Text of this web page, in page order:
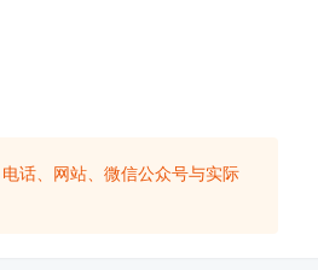
话、网站、微信公众号与实际